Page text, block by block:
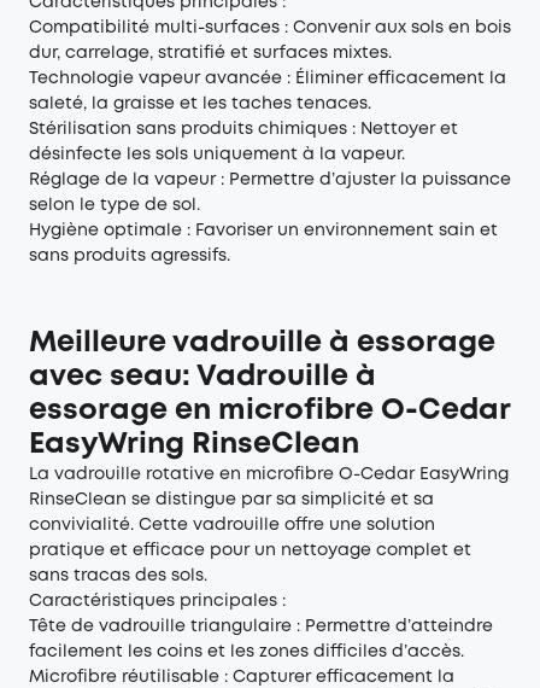
Compatibilité multi-surfaces : Convenir aux sols en bois
dur, carrelage, stratifié et surfaces mixtes.
Technologie vapeur avancée : Éliminer efficacement la
saleté, la graisse et les taches tenaces.
Stérilisation sans produits chimiques : Nettoyer et
désinfecte les sols uniquement à la vapeur.
Réglage de la vapeur : Permettre d’ajuster la puissance
selon le type de sol.
Hygiène optimale : Favoriser un environnement sain et
sans produits agressifs.
Meilleure vadrouille à essorage
avec seau: Vadrouille à
essorage en microfibre O-Cedar
EasyWring RinseClean
La vadrouille rotative en microfibre O-Cedar EasyWring
RinseClean se distingue par sa simplicité et sa
convivialité. Cette vadrouille offre une solution
pratique et efficace pour un nettoyage complet et
sans tracas des sols.
Caractéristiques principales :
Tête de vadrouille triangulaire : Permettre d’atteindre
facilement les coins et les zones difficiles d’accès.
Microfibre réutilisable : Capturer efficacement la